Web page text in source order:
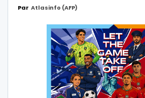
Par Atlasinfo (AFP)